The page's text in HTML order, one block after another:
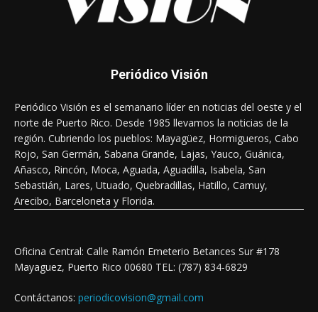
Periódico Visión
Periódico Visión es el semanario líder en noticias del oeste y el
norte de Puerto Rico. Desde 1985 llevamos la noticias de la
región. Cubriendo los pueblos: Mayagüez, Hormigueros, Cabo
Rojo, San Germán, Sabana Grande, Lajas, Yauco, Guánica,
Añasco, Rincón, Moca, Aguada, Aguadilla, Isabela, San
Sebastián, Lares, Utuado, Quebradillas, Hatillo, Camuy,
Arecibo, Barceloneta y Florida.
Oficina Central: Calle Ramón Emeterio Betances Sur #178
Mayaguez, Puerto Rico 00680 TEL: (787) 834-6829
Contáctanos: periodicovision@gmail.com